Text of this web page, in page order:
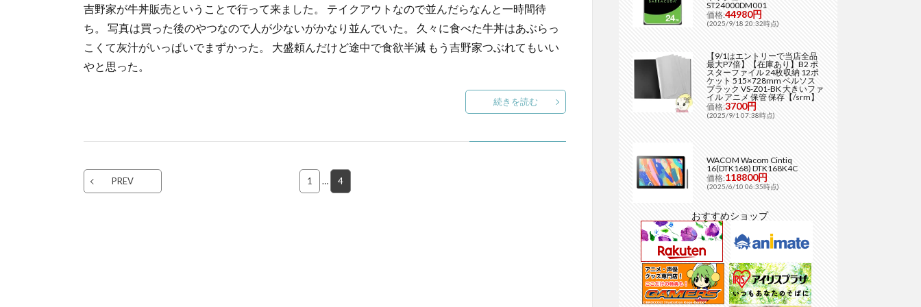
吉野家が牛丼販売ということで行って来ました。 テイクアウトなので並んだらなんと一時間待
ち。 写真は買った後のやつなので人が少ないがかなり並んでいた。 久々に食べた牛丼はあぶらっ
こくて灰汁がいっぱいでまずかった。 大盛頼んだけど途中で食欲半減 もう吉野家つぶれてもいい
やと思った。
続きを読む
PREV 1 … 4
ST24000DM001
価格:44980円
(2025/9/18 20:32時点)
【9/1はエントリーで当店全品
最大P7倍】【在庫あり】B2 ポ
スターファイル 24枚収納 12ポ
ケット 515×728mm ベルソス
ブラック VS-Z01-BK 大きいファ
イル アニメ 保管 保存【/srm】
価格:3700円
(2025/9/1 07:38時点)
WACOM Wacom Cintiq
16(DTK168) DTK168K4C
価格:118800円
(2025/6/10 06:35時点)
おすすめショップ